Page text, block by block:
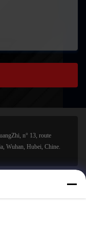
n° 13, route
Wuhan, Hubei, Chine.